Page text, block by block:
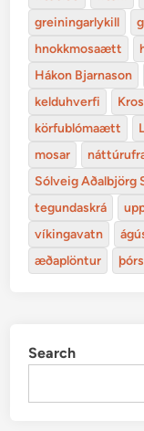
greiningarlykill
hnokkmosaætt
Hákon Bjarnason
kelduhverfi
körfublómaætt
mosar
Sólveig Aðalbjörg
tegundaskrá
víkingavatn
æðaplöntur
Search